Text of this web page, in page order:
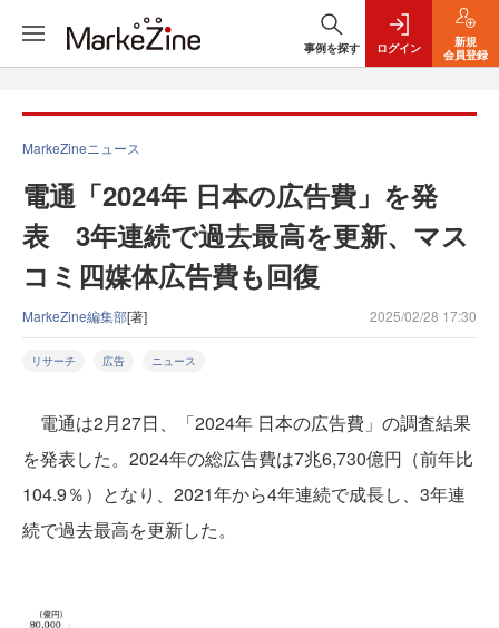
事例を探す ログイン
新規
会員登録
MarkeZineニュース
電通「2024年 日本の広告費」を発
表 3年連続で過去最高を更新、マス
コミ四媒体広告費も回復
MarkeZine編集部[著] 2025/02/28 17:30
リサーチ 広告 ニュース
電通は2月27日、「2024年 日本の広告費」の調査結果
を発表した。2024年の総広告費は7兆6,730億円（前年比
104.9％）となり、2021年から4年連続で成長し、3年連
続で過去最高を更新した。